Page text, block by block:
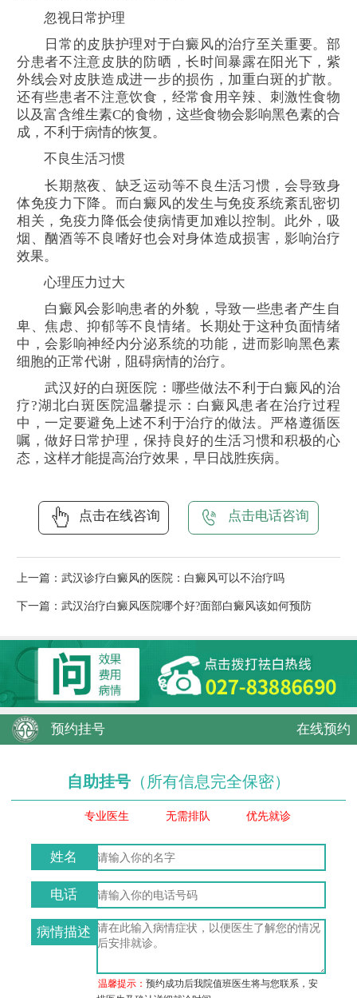
忽视日常护理
日常的皮肤护理对于白癜风的治疗至关重要。部
分患者不注意皮肤的防晒，长时间暴露在阳光下，紫
外线会对皮肤造成进一步的损伤，加重白斑的扩散。
还有些患者不注意饮食，经常食用辛辣、刺激性食物
以及富含维生素C的食物，这些食物会影响黑色素的合
成，不利于病情的恢复。
不良生活习惯
长期熬夜、缺乏运动等不良生活习惯，会导致身
体免疫力下降。而白癜风的发生与免疫系统紊乱密切
相关，免疫力降低会使病情更加难以控制。此外，吸
烟、酗酒等不良嗜好也会对身体造成损害，影响治疗
效果。
心理压力过大
白癜风会影响患者的外貌，导致一些患者产生自
卑、焦虑、抑郁等不良情绪。长期处于这种负面情绪
中，会影响神经内分泌系统的功能，进而影响黑色素
细胞的正常代谢，阻碍病情的治疗。
武汉好的白斑医院：哪些做法不利于白癜风的治
疗?湖北白斑医院温馨提示：白癜风患者在治疗过程
中，一定要避免上述不利于治疗的做法。严格遵循医
嘱，做好日常护理，保持良好的生活习惯和积极的心
态，这样才能提高治疗效果，早日战胜疾病。
点击在线咨询 点击电话咨询
上一篇： 武汉诊疗白癜风的医院：白癜风可以不治疗吗
下一篇： 武汉治疗白癜风医院哪个好?面部白癜风该如何预防
预约挂号 在线预约
自助挂号 （所有信息完全保密）
专业医生 无需排队 优先就诊
姓名
电话
病情描述
温馨提示：预约成功后我院值班医生将与您联系，安